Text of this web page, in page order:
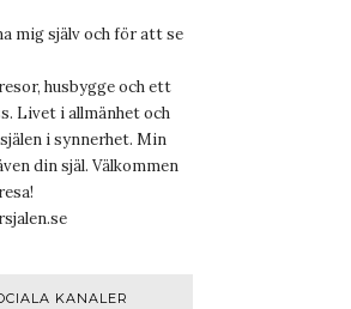
mig själv och för att se
husbygge och ett
Livet i allmänhet och
i synnerhet. Min
din själ. Välkommen
KANALER